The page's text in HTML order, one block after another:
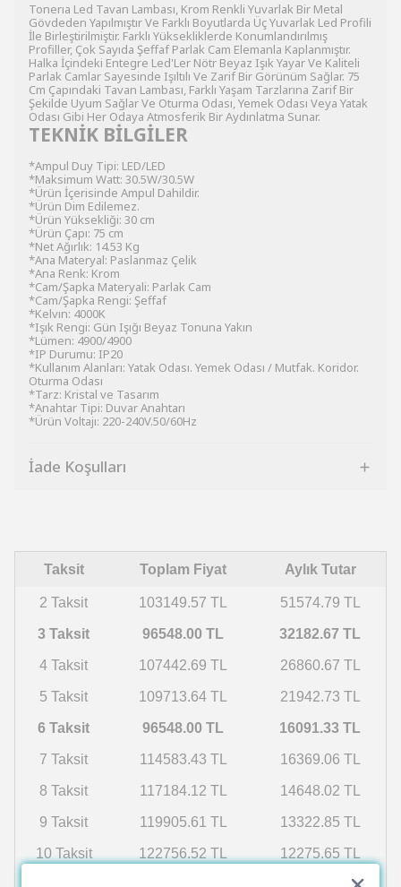
Tonerıa Led Tavan Lambası, Krom Renkli Yuvarlak Bir Metal
Gövdeden Yapılmıştır Ve Farklı Boyutlarda Üç Yuvarlak Led Profili
İle Birleştirilmiştir. Farklı Yüksekliklerde Konumlandırılmış
Profiller, Çok Sayıda Şeffaf Parlak Cam Elemanla Kaplanmıştır.
Halka İçindeki Entegre Led'Ler Nötr Beyaz Işık Yayar Ve Kaliteli
Parlak Camlar Sayesinde Işıltılı Ve Zarif Bir Görünüm Sağlar. 75
Cm Çapındaki Tavan Lambası, Farklı Yaşam Tarzlarına Zarif Bir
Şekilde Uyum Sağlar Ve Oturma Odası, Yemek Odası Veya Yatak
Odası Gibi Her Odaya Atmosferik Bir Aydınlatma Sunar.
TEKNİK BİLGİLER
*Ampul Duy Tipi: LED/LED
*Maksimum Watt: 30.5W/30.5W
*Ürün İçerisinde Ampul Dahildir.
*Ürün Dim Edilemez.
*Ürün Yüksekliği: 30 cm
*Ürün Çapı: 75 cm
*Net Ağırlık: 14.53 Kg
*Ana Materyal: Paslanmaz Çelik
*Ana Renk: Krom
*Cam/Şapka Materyali: Parlak Cam
*Cam/Şapka Rengi: Şeffaf
*Kelvın: 4000K
*Işık Rengi: Gün Işığı Beyaz Tonuna Yakın
*Lümen: 4900/4900
*IP Durumu: IP20
*Kullanım Alanları: Yatak Odası. Yemek Odası / Mutfak. Koridor.
Oturma Odası
*Tarz: Kristal ve Tasarım
*Anahtar Tipi: Duvar Anahtarı
*Ürün Voltajı: 220-240V.50/60Hz
İade Koşulları
Taksit Toplam Fiyat Aylık Tutar
2 Taksit 103149.57 TL 51574.79 TL
3 Taksit 96548.00 TL 32182.67 TL
4 Taksit 107442.69 TL 26860.67 TL
5 Taksit 109713.64 TL 21942.73 TL
6 Taksit 96548.00 TL 16091.33 TL
7 Taksit 114583.43 TL 16369.06 TL
8 Taksit 117184.12 TL 14648.02 TL
9 Taksit 119905.61 TL 13322.85 TL
10 Taksit 122756.52 TL 12275.65 TL